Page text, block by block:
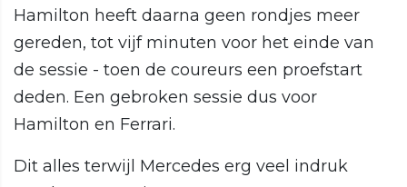
Hamilton heeft daarna geen rondjes meer
gereden, tot vijf minuten voor het einde van
de sessie - toen de coureurs een proefstart
deden. Een gebroken sessie dus voor
Hamilton en Ferrari.
Dit alles terwijl Mercedes erg veel indruk